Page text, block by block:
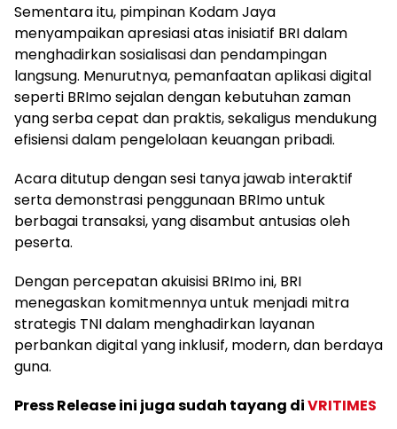
Sementara itu, pimpinan Kodam Jaya
menyampaikan apresiasi atas inisiatif BRI dalam
menghadirkan sosialisasi dan pendampingan
langsung. Menurutnya, pemanfaatan aplikasi digital
seperti BRImo sejalan dengan kebutuhan zaman
yang serba cepat dan praktis, sekaligus mendukung
efisiensi dalam pengelolaan keuangan pribadi.
Acara ditutup dengan sesi tanya jawab interaktif
serta demonstrasi penggunaan BRImo untuk
berbagai transaksi, yang disambut antusias oleh
peserta.
Dengan percepatan akuisisi BRImo ini, BRI
menegaskan komitmennya untuk menjadi mitra
strategis TNI dalam menghadirkan layanan
perbankan digital yang inklusif, modern, dan berdaya
guna.
Press Release ini juga sudah tayang diVRITIMES